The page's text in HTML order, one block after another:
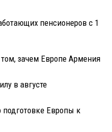
пенсионеров с 1
зачем Европе Армения
в августе
Европы к